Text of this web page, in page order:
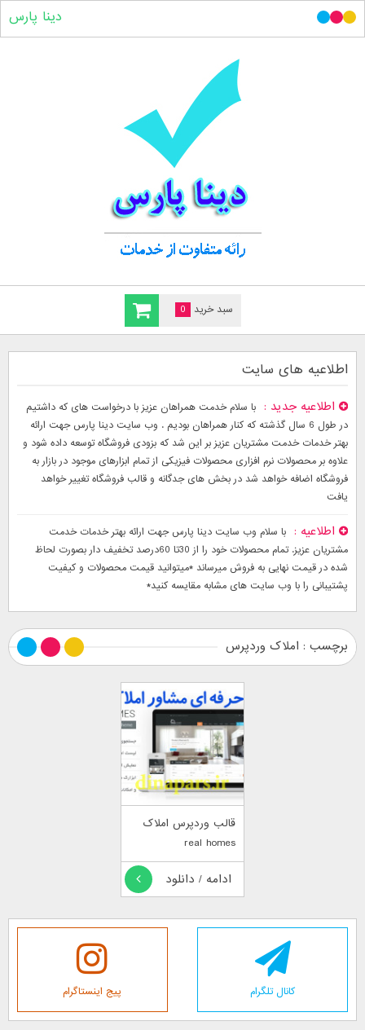
سبد خرید 0
دینا پارس
اطلاعیه های سایت
اطلاعیه جدید
با سلام خدمت همراهان عزیز با درخواست های که داشتیم
در طول 6 سال گذشته که کنار همراهان بودیم . وب سایت دینا پارس جهت ارائه
بهتر خدمات خدمت مشتریان عزیز بر این شد که بزودی فروشگاه توسعه داده شود و
علاوه بر محصولات نرم افزاری محصولات فیزیکی از تمام ابزارهای موجود در بازار به
فروشگاه اضافه خواهد شد در بخش های جدگانه و قالب فروشگاه تغییر خواهد
یافت
اطلاعیه
با سلام وب سایت دینا پارس جهت ارائه بهتر خدمات خدمت
مشتریان عزیز. تمام محصولات خود را از 30تا 60درصد تخفیف دار بصورت لحاظ
شده در قیمت نهایی به فروش میرساند *میتوانید قیمت محصولات و کیفیت
پشتیبانی را با وب سایت های مشابه مقایسه کنید*
برچسب : املاک وردپرس
قالب وردپرس املاک
real homes
ادامه / دانلود
کانال تلگرام پیج اینستاگرام